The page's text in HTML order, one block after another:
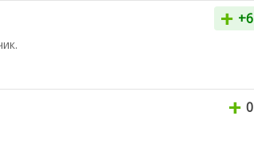
+ +6
+ 0